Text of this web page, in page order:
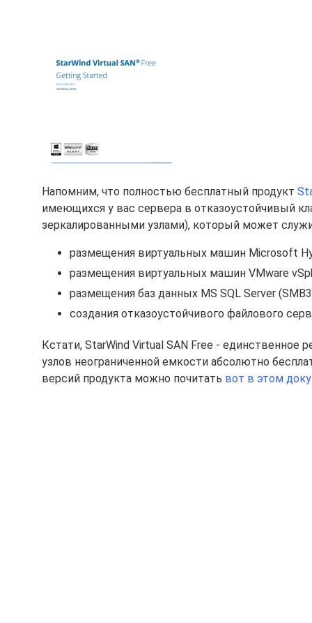
Напомним, что полностью бесплатный продукт
имеющихся у вас сервера в отказоустойчивый
зеркалированными узлами), который может
размещения виртуальных машин Microsoft
размещения виртуальных машин VMware
размещения баз данных MS SQL Server
создания отказоустойчивого файлового
Кстати, StarWind Virtual SAN Free - единственное
узлов неограниченной емкости абсолютно
версий продукта можно почитать вот в этом